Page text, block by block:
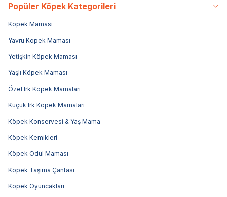
Popüler Köpek Kategorileri
Köpek Maması
Yavru Köpek Maması
Yetişkin Köpek Maması
Yaşlı Köpek Maması
Özel Irk Köpek Mamaları
Küçük Irk Köpek Mamaları
Köpek Konservesi & Yaş Mama
Köpek Kemikleri
Köpek Ödül Maması
Köpek Taşıma Çantası
Köpek Oyuncakları